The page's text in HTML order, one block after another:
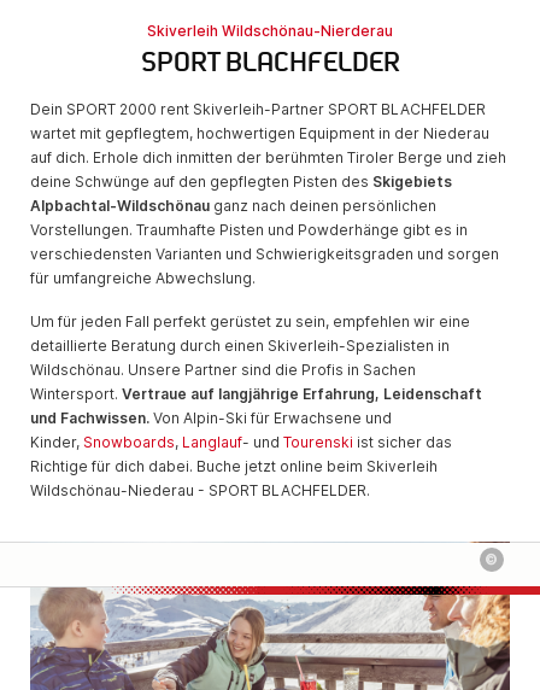
Skiverleih Wildschönau-Nierderau
SPORT BLACHFELDER
Dein SPORT 2000 rent Skiverleih-Partner SPORT BLACHFELDER
wartet mit gepflegtem, hochwertigen Equipment in der Niederau
auf dich. Erhole dich inmitten der berühmten Tiroler Berge und zieh
deine Schwünge auf den gepflegten Pisten des Skigebiets
Alpbachtal-Wildschönau ganz nach deinen persönlichen
Vorstellungen. Traumhafte Pisten und Powderhänge gibt es in
verschiedensten Varianten und Schwierigkeitsgraden und sorgen
für umfangreiche Abwechslung.
Um für jeden Fall perfekt gerüstet zu sein, empfehlen wir eine
detaillierte Beratung durch einen Skiverleih-Spezialisten in
Wildschönau. Unsere Partner sind die Profis in Sachen
Wintersport. Vertraue auf langjährige Erfahrung, Leidenschaft
und Fachwissen. Von Alpin-Ski für Erwachsene und
Kinder, Snowboards, Langlauf- und Tourenski ist sicher das
Richtige für dich dabei. Buche jetzt online beim Skiverleih
Wildschönau-Niederau - SPORT BLACHFELDER.
©